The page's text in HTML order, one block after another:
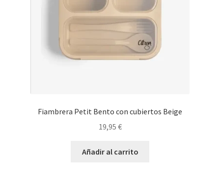
Fiambrera Petit Bento con cubiertos Beige
19,95 €
Añadir al carrito